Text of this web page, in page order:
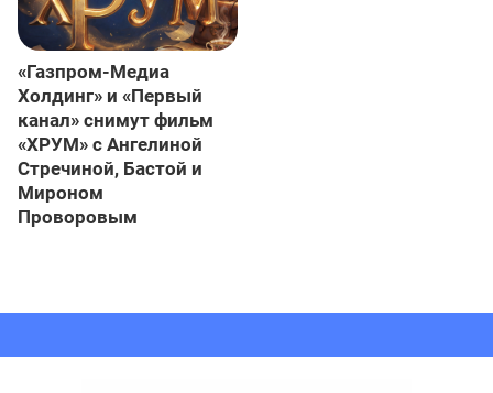
«Газпром-Медиа
Холдинг» и «Первый
канал» снимут фильм
«ХРУМ» с Ангелиной
Стречиной, Бастой и
Мироном
Проворовым